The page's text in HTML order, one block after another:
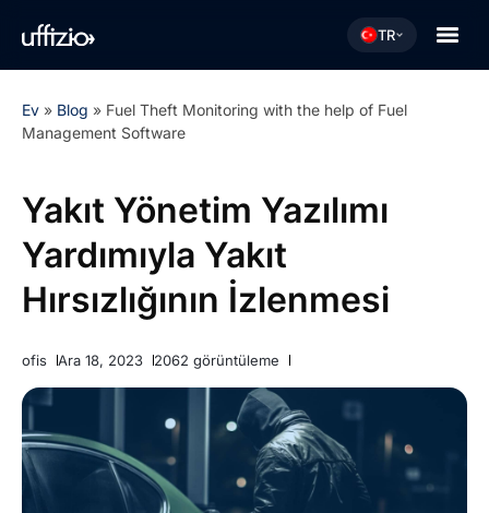
TR
Ev » Blog » Fuel Theft Monitoring with the help of Fuel
Management Software
Yakıt Yönetim Yazılımı
Yardımıyla Yakıt
Hırsızlığının İzlenmesi
ofis Ara 18, 2023 2062 görüntüleme